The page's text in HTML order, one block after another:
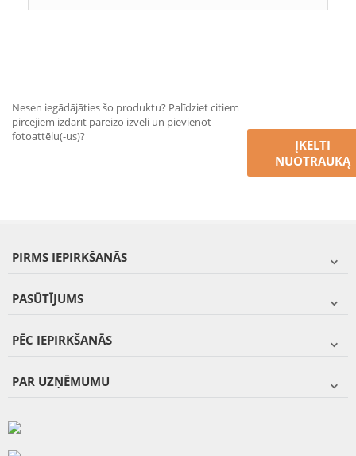
Nesen iegādājāties šo produktu? Palīdziet citiem
pircējiem izdarīt pareizo izvēli un pievienot
fotoattēlu(-us)?
ĮKELTI
NUOTRAUKĄ
PIRMS IEPIRKŠANĀS
PASŪTĪJUMS
PĒC IEPIRKŠANĀS
PAR UZŅĒMUMU